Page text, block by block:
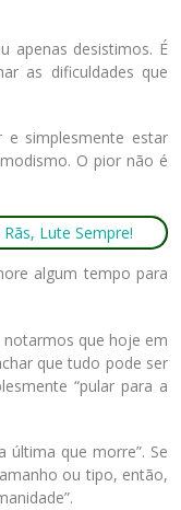
apenas desistimos. É
as dificuldades que
e simplesmente estar
O pior não é
algum tempo para
que hoje em
que tudo pode ser
“pular para a
última que morre”. Se
ou tipo, então,